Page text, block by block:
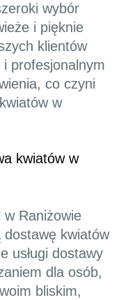
wybór
i pięknie
klientów
profesjonalnym
co czyni
w
kwiatów w
w Raniżowie
kwiatów
usługi dostawy
dla osób,
bliskim,